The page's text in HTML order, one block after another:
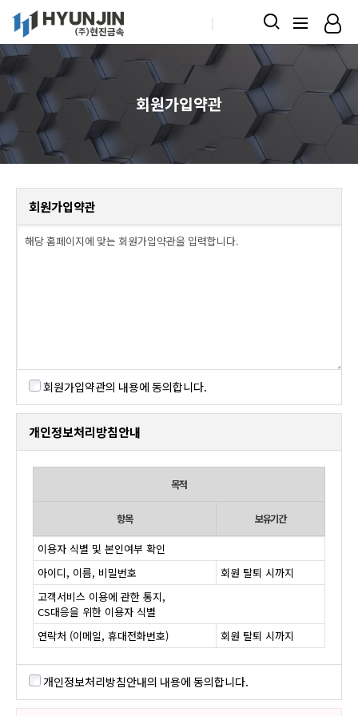
회원가입약관
회원가입약관
회원가입약관의 내용에 동의합니다.
개인정보처리방침안내
목적
항목 보유기간
이용자 식별 및 본인여부 확인
아이디, 이름, 비밀번호
회원 탈퇴 시까지
고객서비스 이용에 관한 통지,
CS대응을 위한 이용자 식별
연락처 (이메일, 휴대전화번호)
회원 탈퇴 시까지
개인정보처리방침안내의 내용에 동의합니다.